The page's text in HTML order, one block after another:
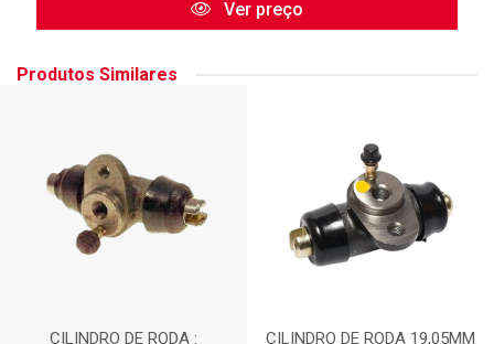
Ver preço
Produtos Similares
CILINDRO DE RODA :
CILINDRO DE RODA 19,05MM